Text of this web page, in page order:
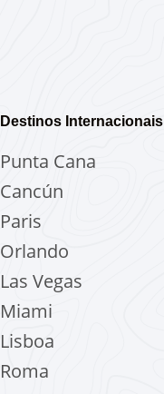
Destinos Internacionais
Punta Cana
Cancún
Paris
Orlando
Las Vegas
Miami
Lisboa
Roma